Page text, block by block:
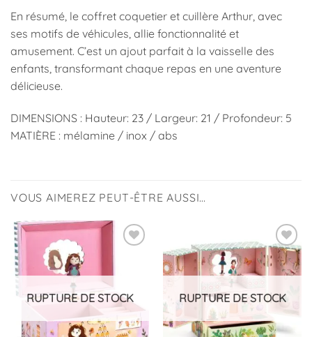
En résumé, le coffret coquetier et cuillère Arthur, avec
ses motifs de véhicules, allie fonctionnalité et
amusement. C’est un ajout parfait à la vaisselle des
enfants, transformant chaque repas en une aventure
délicieuse.
DIMENSIONS : Hauteur: 23 / Largeur: 21 / Profondeur: 5
MATIÈRE : mélamine / inox / abs
VOUS AIMEREZ PEUT-ÊTRE AUSSI…
RUPTURE DE STOCK
Ajouter
à la
liste
RUPTURE DE STOCK